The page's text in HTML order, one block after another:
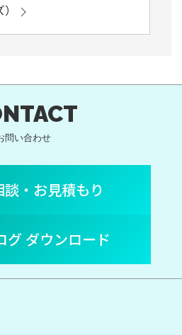
問い合わせ
談・お見積もり
グ ダウンロード